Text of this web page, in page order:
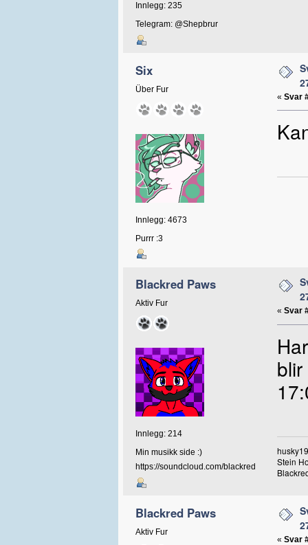
Innlegg: 235
Telegram: @Shepbrur
Six
Über Fur
Innlegg: 4673
Purrr :3
« Svar
Blackred Paws
Aktiv Fur
Innlegg: 214
Min musikk side :)
https://soundcloud.com/blackred
« Svar
Stein
Blackred Paws
Aktiv Fur
« Svar